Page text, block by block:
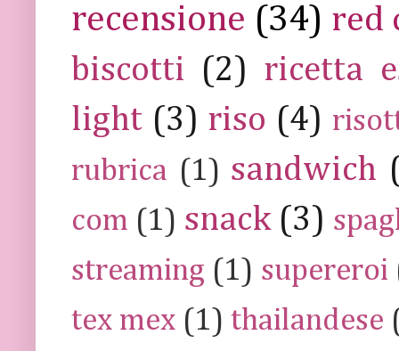
recensione (34) red
biscotti (2) ricetta
light (3) riso (4)
rubrica (1) sandwich
com (1) snack (3)
streaming (1) supereroi
tex mex (1) thailandese